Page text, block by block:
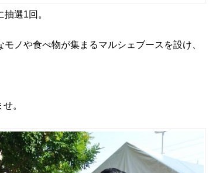
選1回。
ノや食べ物が集まるマルシェブースを設け、
。